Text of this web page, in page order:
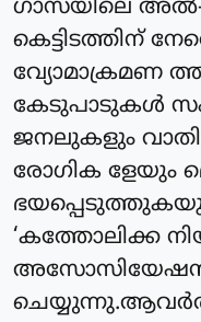
ഗാസയിലെ
കെട്ടിടത്തിന്
വ്യോമാക്രമണ
കേടുപാടുകള്‍
ജനലുകളും
രോഗിക ളേയും
‘കത്തോലിക്ക
അസോസിയേഷന്‍’